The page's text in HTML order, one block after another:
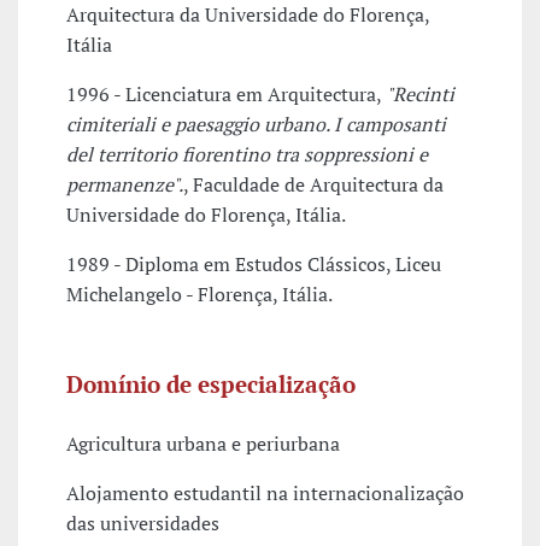
Arquitectura da Universidade do Florença,
Itália
1996 - Licenciatura em Arquitectura, "Recinti
cimiteriali e paesaggio urbano. I camposanti
del territorio fiorentino tra soppressioni e
permanenze"., Faculdade de Arquitectura da
Universidade do Florença, Itália.
1989 - Diploma em Estudos Clássicos, Liceu
Michelangelo - Florença, Itália.
Domínio de especialização
Agricultura urbana e periurbana
Alojamento estudantil na internacionalização
das universidades